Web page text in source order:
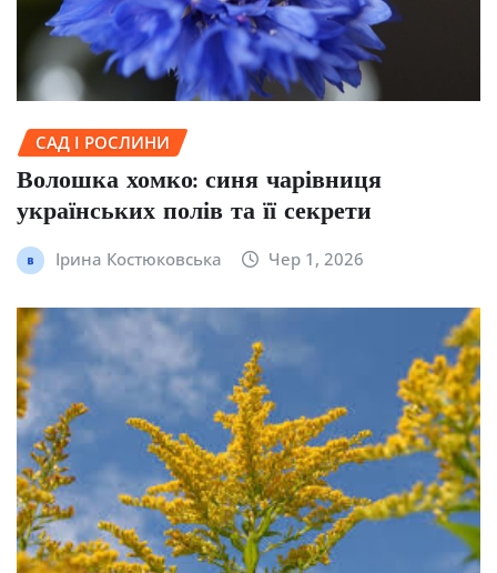
САД І РОСЛИНИ
Волошка хомко: синя чарівниця
українських полів та її секрети
Ірина Костюковська Чер 1, 2026